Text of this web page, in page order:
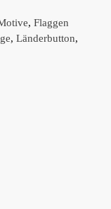
, Flaggen
, Länderbutton,